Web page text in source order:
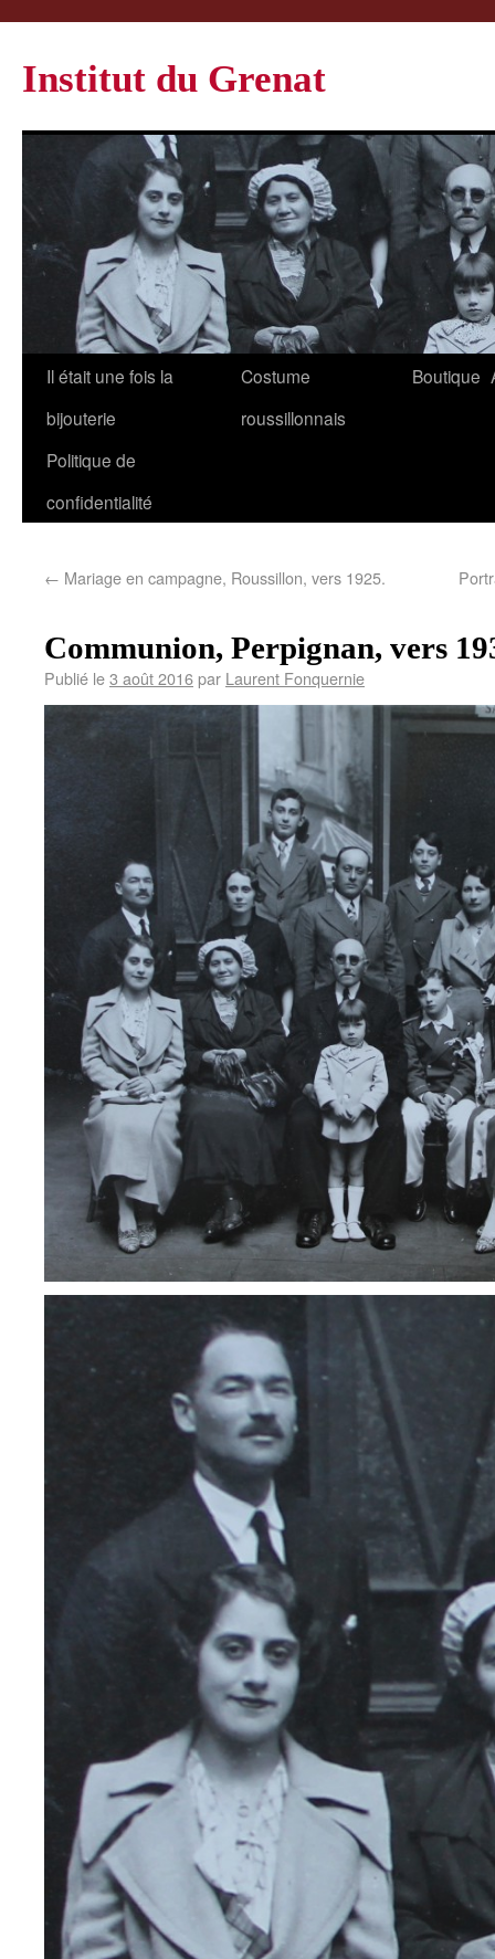
Institut du Grenat
Il était une fois la
bijouterie
Costume
roussillonnais
Boutique
Politique de
confidentialité
← Mariage en campagne, Roussillon, vers 1925.
Communion, Perpignan, vers
Publié le3 août 2016par Laurent Fonquernie